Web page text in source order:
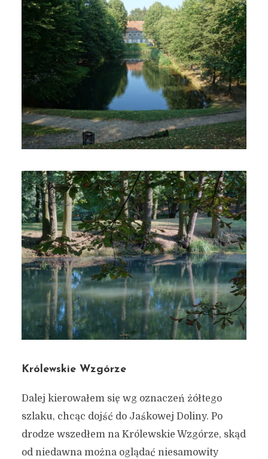
Znika nam świetny teren
zielony
24 października 2019
3 min czytania
Autor:Kamil Sulewski
Królewskie Wzgórze
Dalej kierowałem się wg oznaczeń żółtego
szlaku, chcąc dojść do Jaśkowej Doliny. Po
drodze wszedłem na Królewskie Wzgórze, skąd
od niedawna można oglądać niesamowity